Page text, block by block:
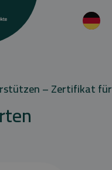
– Zertifikat für